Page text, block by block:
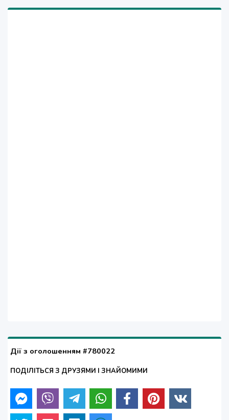
Дії з оголошенням #780022
ПОДІЛІТЬСЯ З ДРУЗЯМИ І ЗНАЙОМИМИ